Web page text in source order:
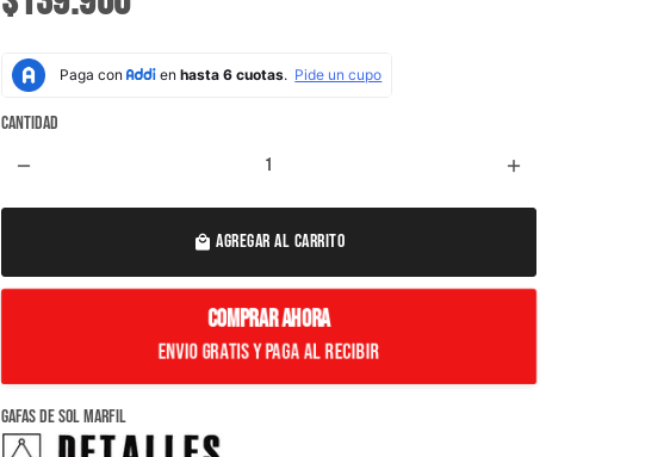
Cantidad
remove add
local_mall AGREGAR AL CARRITO
COMPRAR AHORA
Envio Gratis y paga al recibir
GAFAS DE SOL MARFIL